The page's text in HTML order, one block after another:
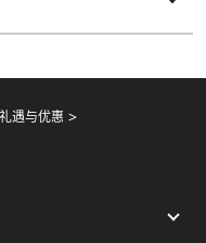
遇与优惠